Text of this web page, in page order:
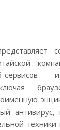
сервисов